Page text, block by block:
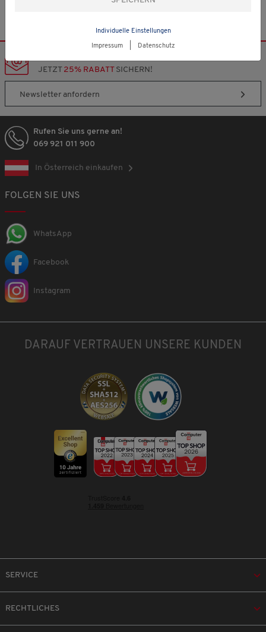
JETZT 25% RABATTSICHERN!
Newsletter anfordern
Rufen Sie uns gerne an!
069 921 011 900
In Österreich einkaufen
FOLGEN SIE UNS
WhatsApp
Facebook
Instagram
DARAUF VERTRAUEN UNSERE KUNDEN
SERVICE
RECHTLICHES
Individuelle Einstellungen
Impressum Datenschutz